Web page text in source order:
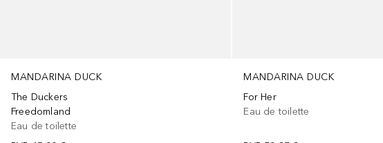
MANDARINA DUCK
The Duckers
Freedomland
Eau de toilette
MANDARINA DUCK
For Her
Eau de toilette